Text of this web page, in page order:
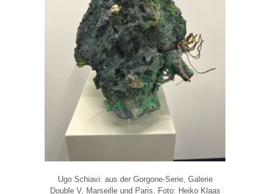
Ugo Schiavi: aus der Gorgone-Serie, Galerie
Double V, Marseille und Paris, Foto: Heiko Klaas